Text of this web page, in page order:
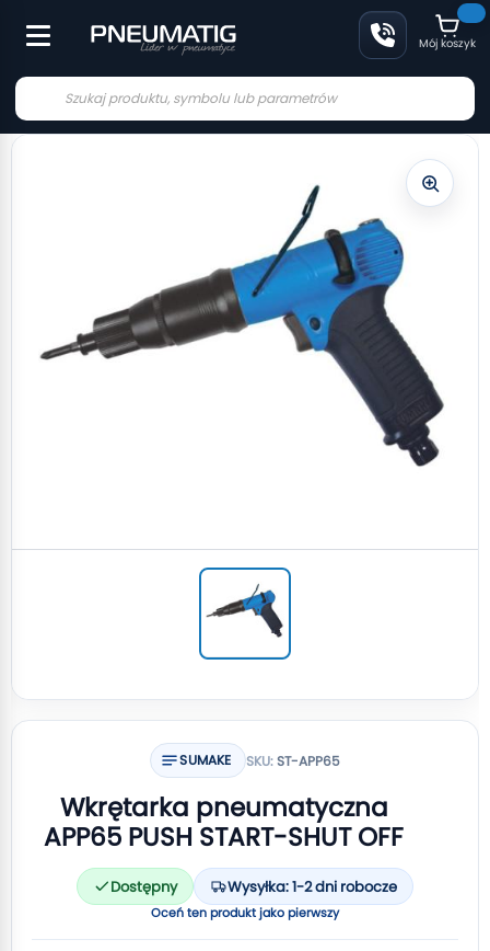
Mój koszyk
SUMAKE SKU:ST-APP65
Wkrętarka pneumatyczna
APP65 PUSH START-SHUT OFF
Dostępny Wysyłka: 1-2 dni robocze
Oceń ten produkt jako pierwszy